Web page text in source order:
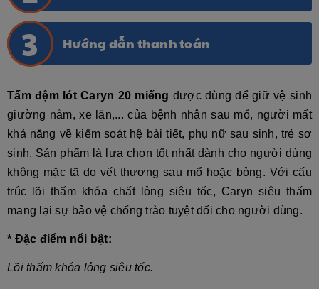
Hướng dẫn thanh toán
Tấm đệm lót Caryn 20 miếng được dùng để giữ vệ sinh
giường nằm, xe lăn,... của bệnh nhân sau mổ, người mất
khả năng về kiểm soát hệ bài tiết, phụ nữ sau sinh, trẻ sơ
sinh. Sản phẩm là lựa chọn tốt nhất dành cho người dùng
không mặc tã do vết thương sau mổ hoặc bỏng. Với cấu
trúc lõi thấm khóa chất lỏng siêu tốc, Caryn siêu thấm
mang lại sự bảo vệ chống trào tuyệt đối cho người dùng.
* Đặc điểm nổi bật:
Lõi thấm khóa lỏng siêu tốc.